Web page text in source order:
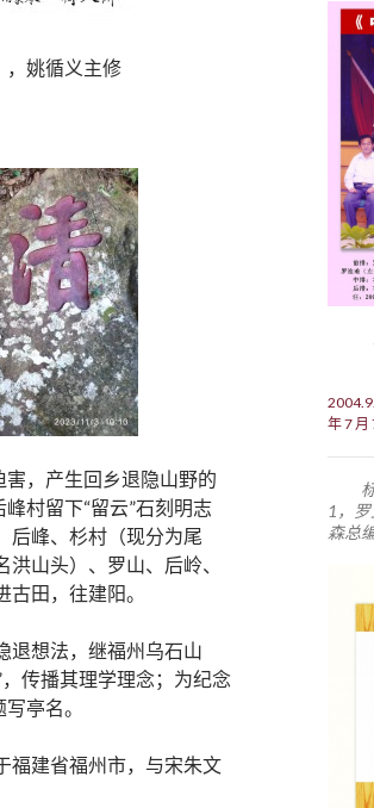
，姚循义主修
害，产生回乡退隐山野的
村留下“留云”石刻明志
后峰、杉村（现分为尾
山头）、罗山、后岭、
田，往建阳。
退想法，继福州乌石山
传播其理学理念；为纪念
亭名。
福建省福州市，与宋朱文
年 7 月
1，
森总